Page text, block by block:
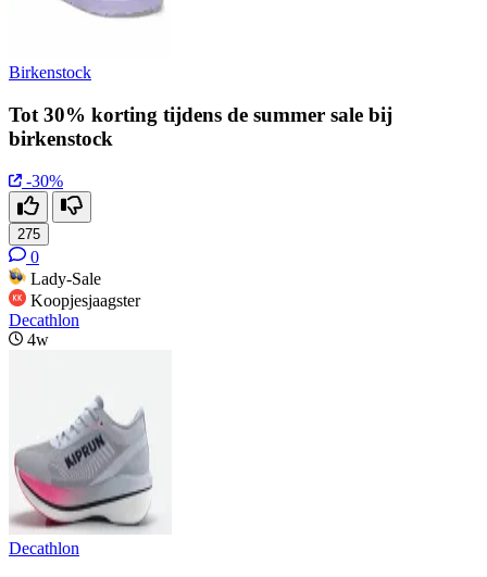
Birkenstock
Tot 30% korting tijdens de summer sale bij
birkenstock
-30%
275
0
Lady-Sale
Koopjesjaagster
Decathlon
4w
Decathlon